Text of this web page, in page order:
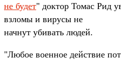
не будет" доктор Томас Рид
взломы и вирусы не
начнут убивать людей.
"Любое военное действие